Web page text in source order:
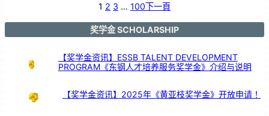
1
年
1 2 3 … 100下一頁
奖学金 SCHOLARSHIP
【奖学金资讯】ESSB TALENT DEVELOPMENT
PROGRAM《东钢人才培养服务奖学金》介绍与说明
【奖学金资讯】2025年《黄亚枝奖学金》开放申请！